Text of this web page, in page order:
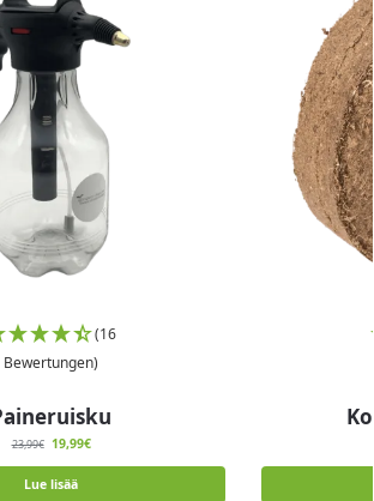
(16
Bewertungen)
23,99€ 19,99€
Lue lisää